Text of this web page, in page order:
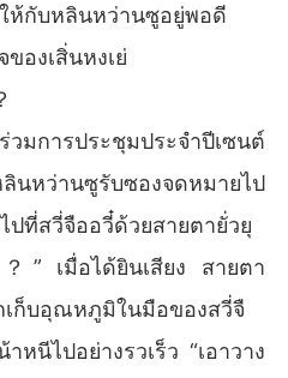
งในเมือง นักธุรกิจใหญ่และครอ
อนรับ!
ป็นเพียงคนธรรมดานั้น กลับเป็น
ต่างเคารพ!
ามาเฟียที่มีอำนาจมากที่สุดในยุโ
ในอ้อมแขน
วามทะเยอทะยานที่จะครอบคร
ห้กับหลินหว่านซูอยู่พอดี
องเสิ่นหงเย่
มการประชุมประจำปีเซนต์
นหว่านซูรับซองจดหมายไป
ที่สวี่จืออวี๋ด้วยสายตายั่วยุ
” เมื่อได้ยินเสียง สายตา
เก็บอุณหภูมิในมือของสวี่จื
หนีไปอย่างรวเร็ว “เอาวาง